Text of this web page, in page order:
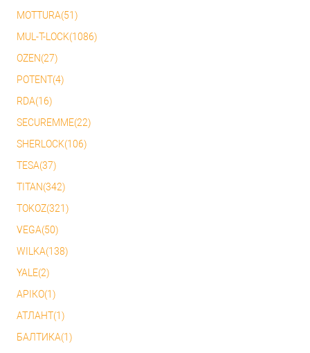
MOTTURA(51)
MUL-T-LOCK(1086)
OZEN(27)
POTENT(4)
RDA(16)
SECUREMME(22)
SHERLOCK(106)
TESA(37)
TITAN(342)
TOKOZ(321)
VEGA(50)
WILKA(138)
YALE(2)
АРІКО(1)
АТЛАНТ(1)
БАЛТИКА(1)